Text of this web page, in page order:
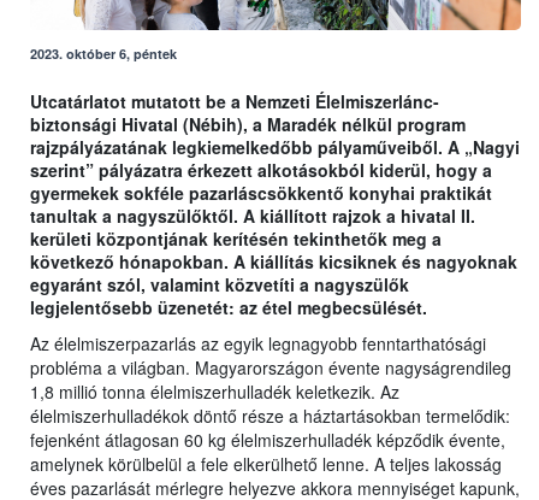
2023. október 6, péntek
Utcatárlatot mutatott be a Nemzeti Élelmiszerlánc-
biztonsági Hivatal (Nébih), a Maradék nélkül program
rajzpályázatának legkiemelkedőbb pályaműveiből. A „Nagyi
szerint” pályázatra érkezett alkotásokból kiderül, hogy a
gyermekek sokféle pazarláscsökkentő konyhai praktikát
tanultak a nagyszülőktől. A kiállított rajzok a hivatal II.
kerületi központjának kerítésén tekinthetők meg a
következő hónapokban. A kiállítás kicsiknek és nagyoknak
egyaránt szól, valamint közvetíti a nagyszülők
legjelentősebb üzenetét: az étel megbecsülését.
Az élelmiszerpazarlás az egyik legnagyobb fenntarthatósági
probléma a világban. Magyarországon évente nagyságrendileg
1,8 millió tonna élelmiszerhulladék keletkezik. Az
élelmiszerhulladékok döntő része a háztartásokban termelődik:
fejenként átlagosan 60 kg élelmiszerhulladék képződik évente,
amelynek körülbelül a fele elkerülhető lenne. A teljes lakosság
éves pazarlását mérlegre helyezve akkora mennyiséget kapunk,